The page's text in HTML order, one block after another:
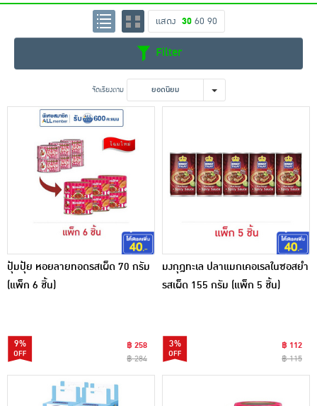
ขนมขบเคี้ยว และช็อคโกแลต
อาหารสด ผัก ผลไม้และเบเกอรี่
แสดง 30 60 90
Filter
จัดเรียงตาม ยอดนิยม
ปุ้มปุ้ย หอยลายทอดรสเผ็ด 70 กรัม
(แพ็ก 6 ชิ้น)
9%
฿ 258
฿ 284
มงกุฎทะเล ปลาแมกเคอเรลในซอสยำ
รสเผ็ด 155 กรัม (แพ็ก 5 ชิ้น)
3%
฿ 112
฿ 115